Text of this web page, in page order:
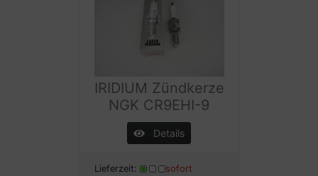
IRIDIUM Zündkerze
NGK CR9EHI-9
Details
Lieferzeit: sofort